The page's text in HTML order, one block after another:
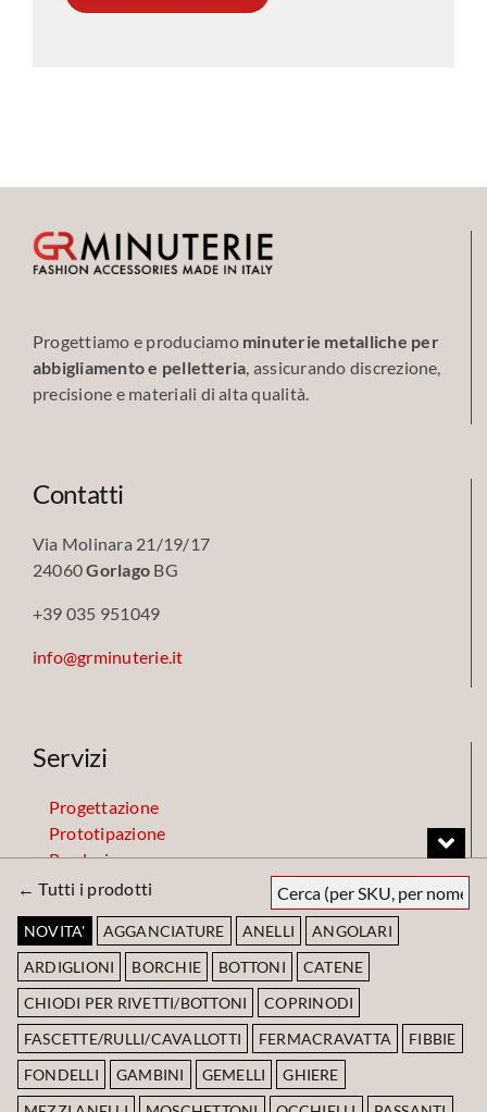
← Tutti i prodotti
NOVITA' AGGANCIATURE ANELLI
ANGOLARI
ARDIGLIONI
BORCHIE BOTTONI
CATENE
CHIODI PER RIVETTI/BOTTONI
COPRINODI
FASCETTE/RULLI/CAVALLOTTI
FERMACRAVATTA
FIBBIE
FONDELLI
GAMBINI GEMELLI
GHIERE
Progettiamo e produciamo minuterie metalliche per
abbigliamento e pelletteria , assicurando discrezione,
precisione e materiali di alta qualità.
Contatti
Via Molinara 21/19/17
24060Gorlago BG
+39 035 951049
info@grminuterie.it
Servizi
Progettazione
Prototipazione
Produzione
Finiture
Codice Etico
Scarica Codice Etico